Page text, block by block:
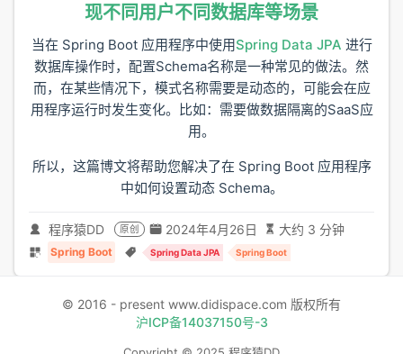
现不同用户不同数据库等场景
当在 Spring Boot 应用程序中使用Spring Data JPA 进行
数据库操作时，配置Schema名称是一种常见的做法。然
而，在某些情况下，模式名称需要是动态的，可能会在应
用程序运行时发生变化。比如：需要做数据隔离的SaaS应
用。
所以，这篇博文将帮助您解决了在 Spring Boot 应用程序
中如何设置动态 Schema。
程序猿DD 原创 2024年4月26日 大约 3 分钟
Spring Boot Spring Data JPA Spring Boot
© 2016 - present www.didispace.com 版权所有
沪ICP备14037150号-3